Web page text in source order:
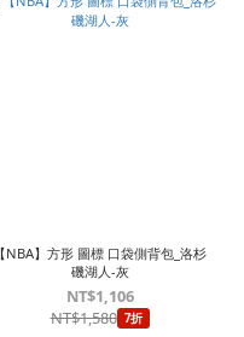
【NBA】方形 圖標 口袋側背包_洛杉
磯湖人-灰
NT$1,106
NT$1,580 7折